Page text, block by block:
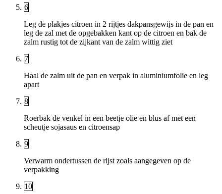
6
Leg de plakjes citroen in 2 rijtjes dakpansgewijs in de pan en
leg de zal met de opgebakken kant op de citroen en bak de
zalm rustig tot de zijkant van de zalm wittig ziet
7
Haal de zalm uit de pan en verpak in aluminiumfolie en leg
apart
8
Roerbak de venkel in een beetje olie en blus af met een
scheutje sojasaus en citroensap
9
Verwarm ondertussen de rijst zoals aangegeven op de
verpakking
10